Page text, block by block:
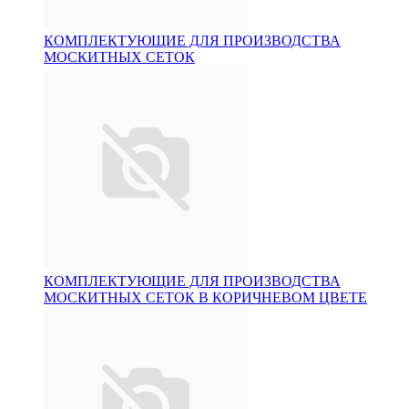
КОМПЛЕКТУЮЩИЕ ДЛЯ ПРОИЗВОДСТВА
МОСКИТНЫХ СЕТОК
КОМПЛЕКТУЮЩИЕ ДЛЯ ПРОИЗВОДСТВА
МОСКИТНЫХ СЕТОК В КОРИЧНЕВОМ ЦВЕТЕ